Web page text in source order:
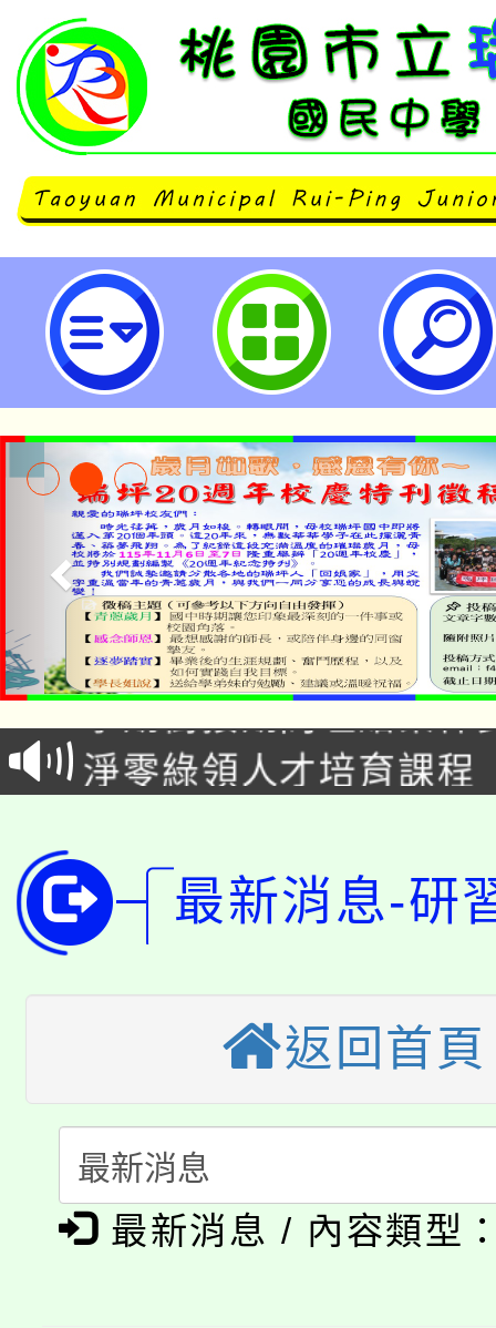
114年「推動中小學數位學習精進
研習(4月場)-桃園市立瑞坪國民中
115年食農教育專業人
程
學期銜接期間理賠案件
學籍身 分審查程序及
淨零綠領人才培育課程
代理(課)教師甄選結果(
「2026金融保險知識
車」活動
桃園市115學年度學生
生本土語及新住民語歌
代理(課)教師甄選結果
公告本校115學年度第
代理(課)教師甄選結果(
《TA101》溝通分析基
程，歡迎學生輔導中心
轉知苗栗縣政府辦理
縣市「校園短影音徵選
115年食農教育專業人
學期銜接期間理賠案件
最新消息-研
返回首頁
最新消息 / 內容類型